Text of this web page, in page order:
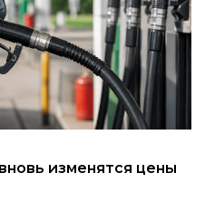
изменятся цены